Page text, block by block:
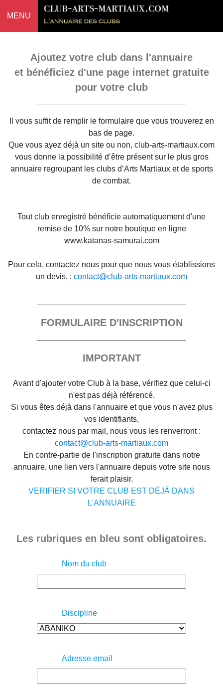
MENU
Ajoutez votre club dans l'annuaire
et bénéficiez d'une page internet gratuite
pour votre club
Il vous suffit de remplir le formulaire que vous trouverez en
bas de page.
Que vous ayez déjà un site ou non, club-arts-martiaux.com
vous donne la possibilité d’être présent sur le plus gros
annuaire regroupant les clubs d’Arts Martiaux et de sports
de combat.
Tout club enregistré bénéficie automatiquement d'une
remise de 10% sur notre boutique en ligne
www.katanas-samurai.com
Pour cela, contactez nous pour que nous vous établissions
un devis, : contact@club-arts-martiaux.com
FORMULAIRE D'INSCRIPTION
IMPORTANT
Avant d'ajouter votre Club à la base, vérifiez que celui-ci
n'est pas déjà référencé.
Si vous êtes déjà dans l'annuaire et que vous n'avez plus
vos identifiants,
contactez nous par mail, nous vous les renverront :
contact@club-arts-martiaux.com
En contre-partie de l'inscription gratuite dans notre
annuaire, une lien vers l'annuaire depuis votre site nous
ferait plaisir.
VERIFIER SI VOTRE CLUB EST DÉJÀ DANS
L'ANNUAIRE
Les rubriques en bleu sont obligatoires.
Nom du club
Discipline
Adresse email